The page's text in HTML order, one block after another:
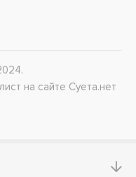
на сайте Суета.нет